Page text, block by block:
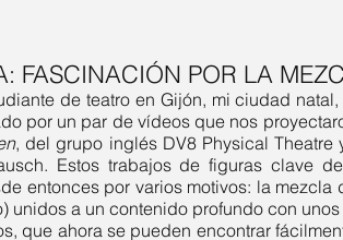
FASCINACIÓN POR LA
de teatro en Gijón, mi ciudad
por un par de vídeos que nos
, del grupo inglés DV8 Physical Theatre
Estos trabajos de figuras clave
entonces por varios motivos: la mezcla
unidos a un contenido profundo con